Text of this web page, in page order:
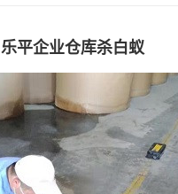
乐平企业仓库杀白蚁